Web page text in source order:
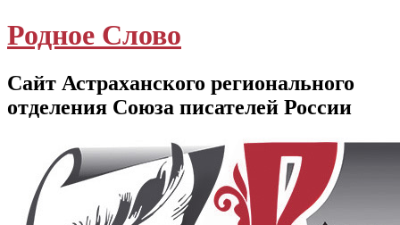
Родное Слово
Сайт Астраханского регионального
отделения Союза писателей России